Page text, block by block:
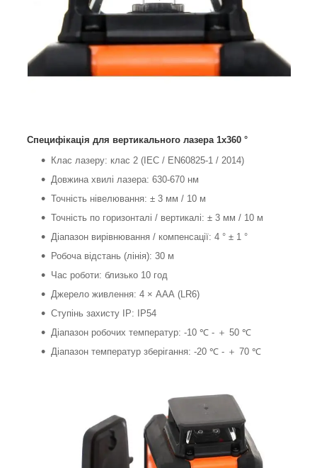
Специфікація для вертикального лазера 1x360 °
Клас лазеру: клас 2 (IEC / EN60825-1 / 2014)
Довжина хвилі лазера: 630-670 нм
Точність нівелювання: ± 3 мм / 10 м
Точність по горизонталі / вертикалі: ± 3 мм / 10 м
Діапазон вирівнювання / компенсації: 4 ° ± 1 °
Робоча відстань (лінія): 30 м
Час роботи: близько 10 год
Джерело живлення: 4 × ААА (LR6)
Ступінь захисту IP: IP54
Діапазон робочих температур: -10 ℃ - ＋ 50 ℃
Діапазон температур зберігання: -20 ℃ - ＋ 70 ℃